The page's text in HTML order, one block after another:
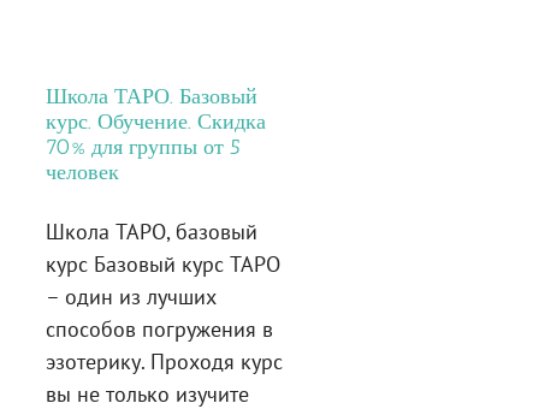
Школа ТАРО. Базовый
курс. Обучение. Скидка
70% для группы от 5
человек
Школа ТАРО, базовый
курс Базовый курс ТАРО
– один из лучших
способов погружения в
эзотерику. Проходя курс
вы не только изучите